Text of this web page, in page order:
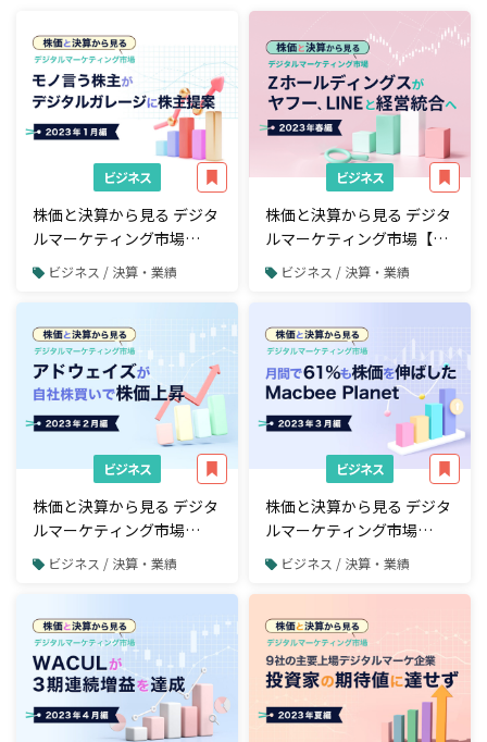
ビジネス
株価と決算から見る デジタ
ルマーケティング市場
【2023年1月編】モノ言う
株主がデジタルガレージに
ビジネス / 決算・業績
ビジネス
株価と決算から見る デジタ
ルマーケティング市場【四
半期決算・2023年春編】 Z
ホールディングスが中核子
経営統合へ
ビジネス / 決算・業績
ビジネス
株価と決算から見る デジタ
ルマーケティング市場
【2023年2月編】アドウェ
イズが自社株買いで株価上
ビジネス / 決算・業績
ビジネス
株価と決算から見る デジタ
ルマーケティング市場
【2023年3月編】月間で
61％も株価を伸ばした
Macbee Planet
ビジネス / 決算・業績